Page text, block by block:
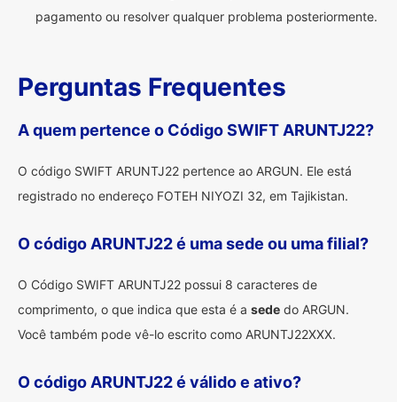
pagamento ou resolver qualquer problema posteriormente.
Perguntas Frequentes
A quem pertence o Código SWIFT ARUNTJ22?
O código SWIFT ARUNTJ22 pertence ao ARGUN. Ele está
registrado no endereço FOTEH NIYOZI 32, em Tajikistan.
O código ARUNTJ22 é uma sede ou uma filial?
O Código SWIFT ARUNTJ22 possui 8 caracteres de
comprimento, o que indica que esta é a sede do ARGUN.
Você também pode vê-lo escrito como ARUNTJ22XXX.
O código ARUNTJ22 é válido e ativo?